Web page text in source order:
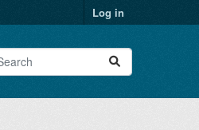
Log in